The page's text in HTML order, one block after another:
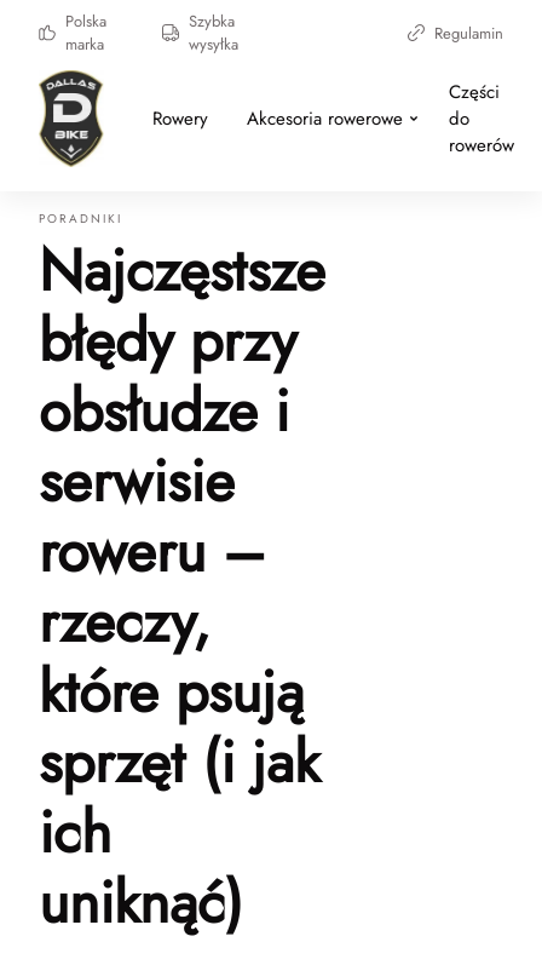
Polska
marka
Szybka
wysyłka
Regulamin
Rowery Akcesoria rowerowe
Części
do
rowerów
PORADNIKI
Najczęstsze
błędy przy
obsłudze i
serwisie
roweru –
rzeczy,
które psują
sprzęt (i jak
ich
uniknąć)